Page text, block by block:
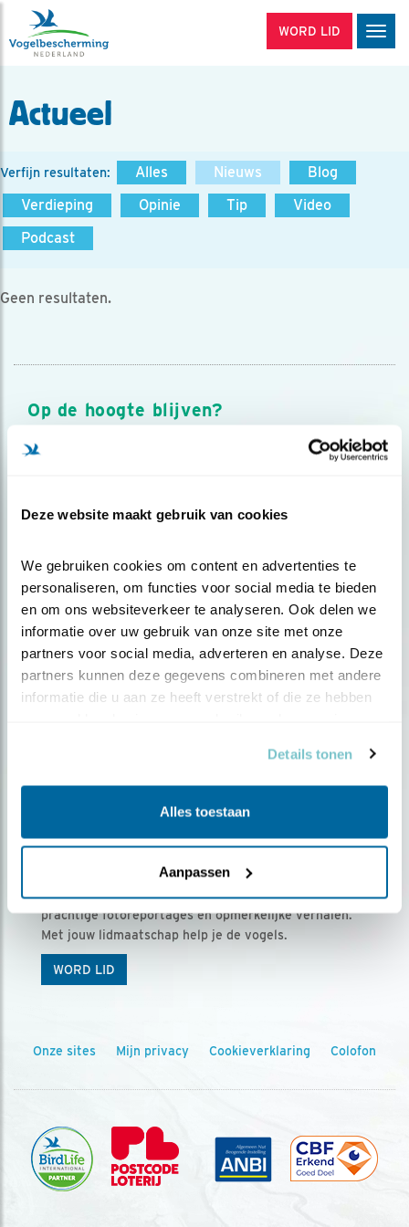
Deze website maakt gebruik van cookies
We gebruiken cookies om content en advertenties te
personaliseren, om functies voor social media te bieden
en om ons websiteverkeer te analyseren. Ook delen we
informatie over uw gebruik van onze site met onze
partners voor social media, adverteren en analyse. Deze
partners kunnen deze gegevens combineren met andere
informatie die u aan ze heeft verstrekt of die ze hebben
Details tonen
Alles toestaan
Aanpassen
WORD LID
Actueel
Verfijn resultaten: Alles Nieuws
Blog
Verdieping
Opinie Tip
Video
Podcast
Geen resultaten.
Op de hoogte blijven?
Meld je aan en ontvang nieuws, inspiratie, acties en tips
over vogels en activiteiten van Vogelbescherming.
Ontvang 5 x Vogels voor € 36,00 per jaar
Vogels is het tijdschrift voor onze leden, met
prachtige fotoreportages en opmerkelijke verhalen.
Met jouw lidmaatschap help je de vogels.
WORD LID
Onze sites Mijn privacy Cookieverklaring Colofon